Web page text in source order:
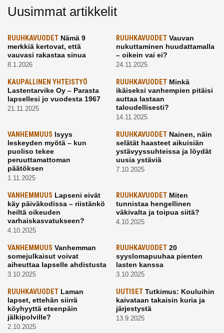
Uusimmat artikkelit
RUUHKAVUODET Nämä 9
merkkiä kertovat, että
vauvasi rakastaa sinua
8.1.2026
RUUHKAVUODETVauvan
nukuttaminen huudattamalla
– oikein vai ei?
24.11.2025
KAUPALLINEN YHTEISTYÖ
Lastentarvike Oy – Parasta
lapsellesi jo vuodesta 1967
21.11.2025
RUUHKAVUODETMinkä
ikäiseksi vanhempien pitäisi
auttaa lastaan
taloudellisesti?
14.11.2025
VANHEMMUUS Isyys
leskeyden myötä – kun
puoliso tekee
peruuttamattoman
päätöksen
1.11.2025
RUUHKAVUODETNainen, näin
selätät haasteet aikuisiän
ystävyyssuhteissa ja löydät
uusia ystäviä
7.10.2025
VANHEMMUUS Lapseni eivät
käy päiväkodissa – riistänkö
heiltä oikeuden
varhaiskasvatukseen?
4.10.2025
RUUHKAVUODETMiten
tunnistaa hengellinen
väkivalta ja toipua siitä?
4.10.2025
VANHEMMUUS Vanhemman
somejulkaisut voivat
aiheuttaa lapselle ahdistusta
3.10.2025
RUUHKAVUODET20
syyslomapuuhaa pienten
lasten kanssa
3.10.2025
RUUHKAVUODET Laman
lapset, ettehän siirrä
köyhyyttä eteenpäin
jälkipolville?
2.10.2025
UUTISETTutkimus: Kouluihin
kaivataan takaisin kuria ja
järjestystä
13.9.2025